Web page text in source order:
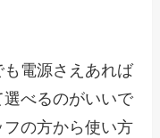
電源さえあれば
べるのがいいで
の方から使い方